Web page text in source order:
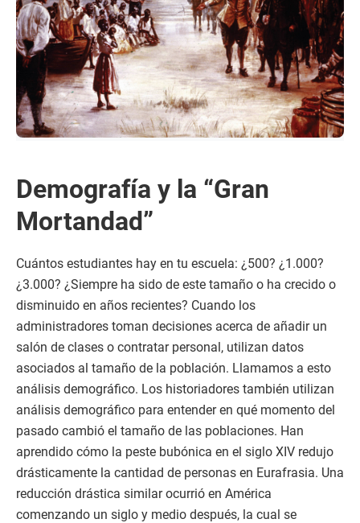
Demografía y la “Gran
Mortandad”
Cuántos estudiantes hay en tu escuela: ¿500? ¿1.000?
¿3.000? ¿Siempre ha sido de este tamaño o ha crecido o
disminuido en años recientes? Cuando los
administradores toman decisiones acerca de añadir un
salón de clases o contratar personal, utilizan datos
asociados al tamaño de la población. Llamamos a esto
análisis demográfico. Los historiadores también utilizan
análisis demográfico para entender en qué momento del
pasado cambió el tamaño de las poblaciones. Han
aprendido cómo la peste bubónica en el siglo XIV redujo
drásticamente la cantidad de personas en Eurafrasia. Una
reducción drástica similar ocurrió en América
comenzando un siglo y medio después, la cual se